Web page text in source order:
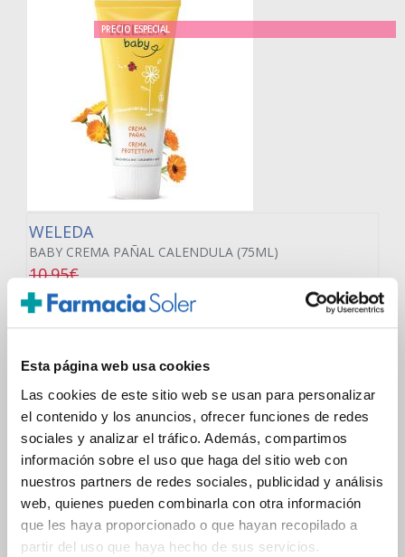
Esta página web usa cookies
Las cookies de este sitio web se usan para personalizar
el contenido y los anuncios, ofrecer funciones de redes
sociales y analizar el tráfico. Además, compartimos
información sobre el uso que haga del sitio web con
nuestros partners de redes sociales, publicidad y análisis
web, quienes pueden combinarla con otra información
que les haya proporcionado o que hayan recopilado a
partir del uso que haya hecho de sus servicios.
PRECIO ESPECIAL
WELEDA
BABY CREMA PAÑAL CALENDULA (75ML)
10.95€
7,95€
0 Comentarios
Añadir un nuevo comentario